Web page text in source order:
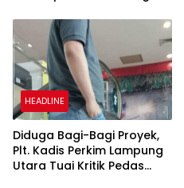
Sutarman
HEADLINE
Diduga Bagi-Bagi Proyek,
Plt. Kadis Perkim Lampung
Utara Tuai Kritik Pedas